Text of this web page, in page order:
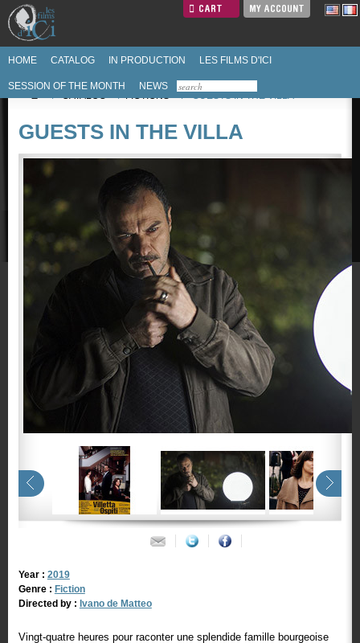
CART MY ACCOUNT
HOME CATALOG IN PRODUCTION LES FILMS D'ICI
SESSION OF THE MONTH
NEWS
/
CATALOG / FICTIONS / GUESTS IN THE VILLA
GUESTS IN THE VILLA
Year : 2019
Genre : Fiction
Directed by : Ivano de Matteo
Vingt-quatre heures pour raconter une splendide famille bourgeoise